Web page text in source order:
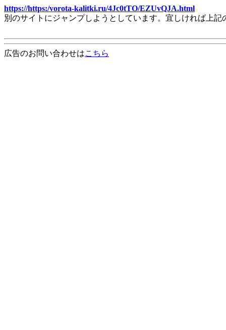
https://https:/vorota-kalitki.ru/4Jc0tTO/EZUvQJA.html
別のサイトにジャンプしようとしています。宜しければ上
広告のお問い合わせはこちら